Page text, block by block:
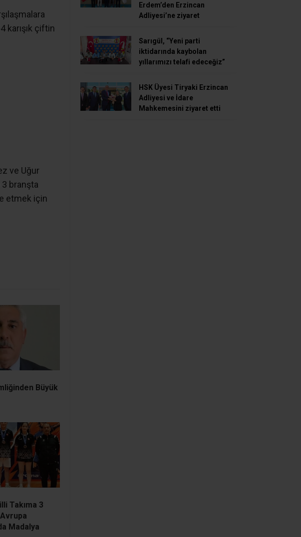
karışık çiftin
ve Uğur
3 branşta
etmek için
Büyük
Takıma 3
Madalya
Erdem’den Erzincan
Adliyesi’ne ziyaret
Sarıgül, “Yeni parti
iktidarında kaybolan
yıllarımızı telafi edeceğiz”
HSK Üyesi Tiryaki Erzincan
Adliyesi ve İdare
Mahkemesini ziyaret etti